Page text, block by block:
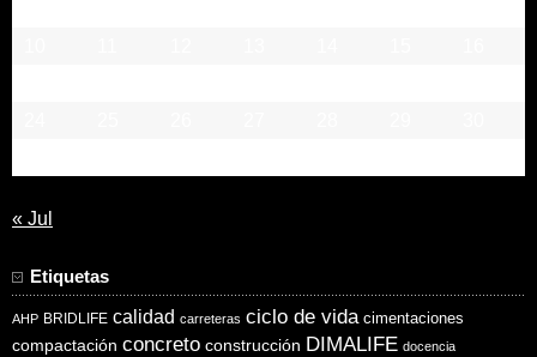
« Jul
Etiquetas
AHP BRIDLIFE calidad carreteras ciclo de vida cimentaciones
compactación concreto construcción DIMALIFE docencia